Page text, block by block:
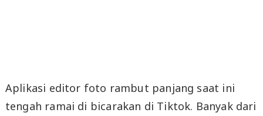
Aplikasi editor foto rambut panjang saat ini
tengah ramai di bicarakan di Tiktok. Banyak dari